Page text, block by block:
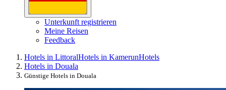
Unterkunft registrieren
Meine Reisen
Feedback
Hotels in LittoralHotels in KamerunHotels
Hotels in Douala
Günstige Hotels in Douala